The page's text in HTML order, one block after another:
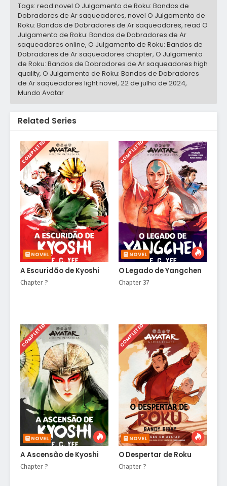
Tags: read novel O Julgamento de Roku: Bandos de
Dobradores de Ar saqueadores, novel O Julgamento de
Roku: Bandos de Dobradores de Ar saqueadores, read O
Julgamento de Roku: Bandos de Dobradores de Ar
saqueadores online, O Julgamento de Roku: Bandos de
Dobradores de Ar saqueadores chapter, O Julgamento
de Roku: Bandos de Dobradores de Ar saqueadores high
quality, O Julgamento de Roku: Bandos de Dobradores
de Ar saqueadores light novel, 22 de julho de 2024,
Mundo Avatar
Related Series
COMPLETED
NOVEL
A Escuridão de Kyoshi
Chapter ?
COMPLETED
NOVEL
O Legado de Yangchen
Chapter 37
COMPLETED
NOVEL
A Ascensão de Kyoshi
Chapter ?
COMPLETED
NOVEL
O Despertar de Roku
Chapter ?